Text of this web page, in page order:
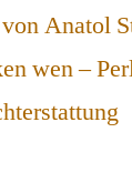
Anatol
wen –